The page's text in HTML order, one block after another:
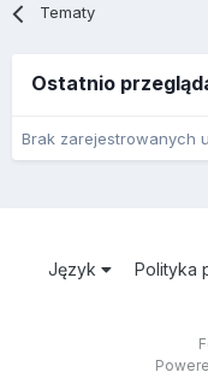
Tematy
Ostatnio
Brak zarejestrowanych
Język Polityka